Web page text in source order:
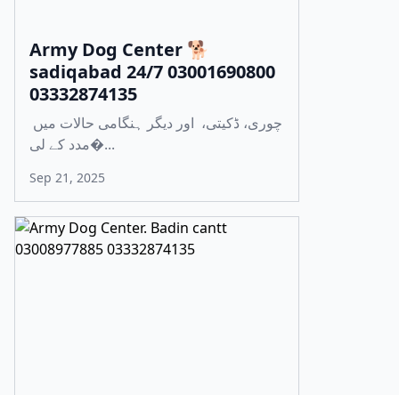
Army Dog Center 🐕
sadiqabad 24/7 03001690800
03332874135
مدد کے لی�...
Sep 21, 2025